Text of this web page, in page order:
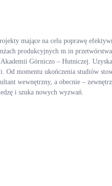
mające na celu poprawę
produkcyjnych m.in
Górniczo – Hutniczej.
momentu ukończenia studiów
wewnętrzny, a obecnie –
i szuka nowych wyzwań.